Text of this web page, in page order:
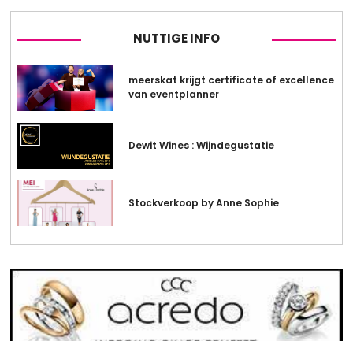
NUTTIGE INFO
meerskat krijgt certificate of excellence
van eventplanner
Dewit Wines : Wijndegustatie
Stockverkoop by Anne Sophie